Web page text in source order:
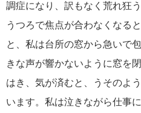
調症になり、訳もなく荒れ狂
うつろで焦点が合わなくなる
と、私は台所の窓から急いで
きな声が響かないように窓を
はき、気が済むと、うそのよ
います。私は泣きながら仕事